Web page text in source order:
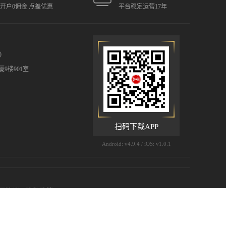
户0佣金 点差优惠 平台稳定运营17年
9楼901室
扫码下载APP
Android: v4.9.4 / iOS: v1.0.1